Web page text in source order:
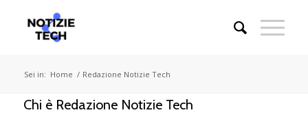
Sei in: Home / Redazione Notizie Tech
Chi è Redazione Notizie Tech